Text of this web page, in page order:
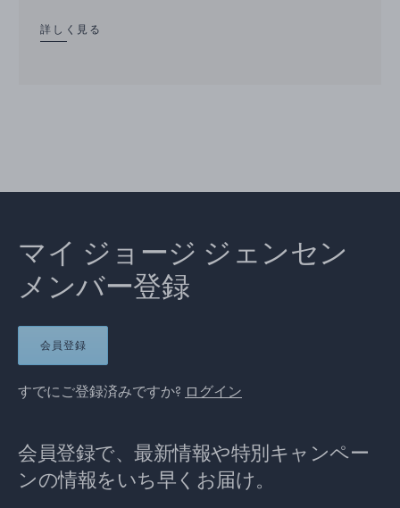
詳しく見る
マイ ジョージ ジェンセン
メンバー登録
会員登録
すでにご登録済みですか? ログイン
会員登録で、最新情報や特別キャンペー
ンの情報をいち早くお届け。